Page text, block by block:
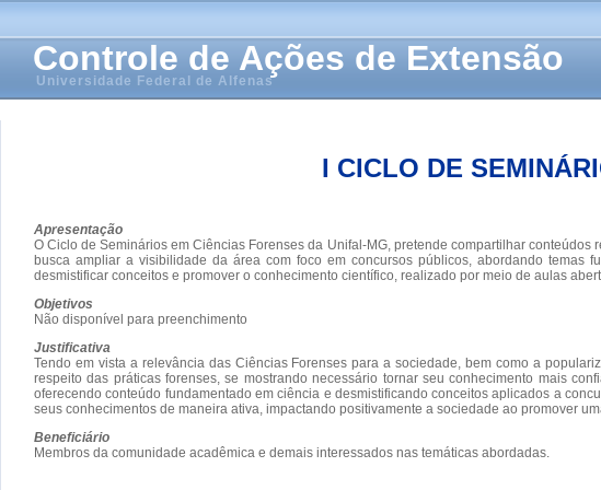
Controle de Ações de Extensão
Universidade Federal de Alfenas
I CICLO DE
Apresentação
O Ciclo de Seminários em Ciências Forenses da Unifal-MG, pretende compartilhar
busca ampliar a visibilidade da área com foco em concursos públicos, abordando temas
desmistificar conceitos e promover o conhecimento científico, realizado por meio de aulas
Objetivos
Não disponível para preenchimento
Justificativa
Tendo em vista a relevância das Ciências Forenses para a sociedade, bem como a
respeito das práticas forenses, se mostrando necessário tornar seu conhecimento mais
oferecendo conteúdo fundamentado em ciência e desmistificando conceitos aplicados a
seus conhecimentos de maneira ativa, impactando positivamente a sociedade ao promover
Beneficiário
Membros da comunidade acadêmica e demais interessados nas temáticas abordadas.